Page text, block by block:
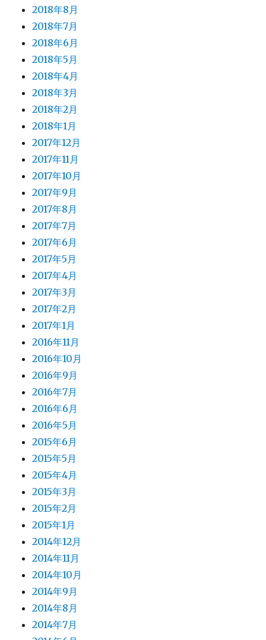
2018年8月
2018年7月
2018年6月
2018年5月
2018年4月
2018年3月
2018年2月
2018年1月
2017年12月
2017年11月
2017年10月
2017年9月
2017年8月
2017年7月
2017年6月
2017年5月
2017年4月
2017年3月
2017年2月
2017年1月
2016年11月
2016年10月
2016年9月
2016年7月
2016年6月
2016年5月
2015年6月
2015年5月
2015年4月
2015年3月
2015年2月
2015年1月
2014年12月
2014年11月
2014年10月
2014年9月
2014年8月
2014年7月